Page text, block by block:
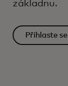
základnu.
Přihlaste